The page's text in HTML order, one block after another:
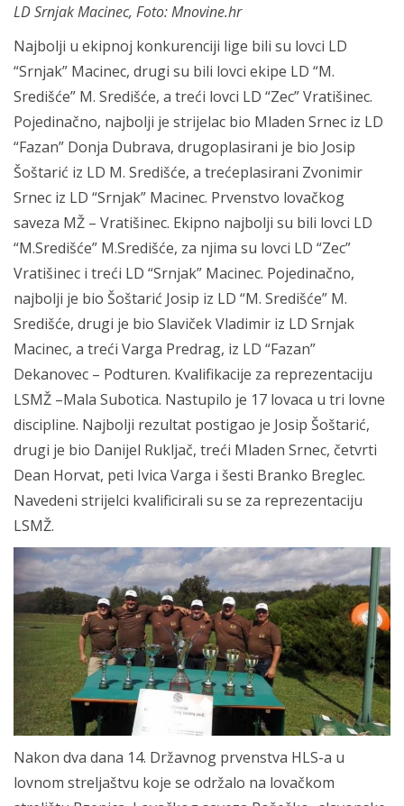
LD Srnjak Macinec, Foto: Mnovine.hr
Najbolji u ekipnoj konkurenciji lige bili su lovci LD
“Srnjak” Macinec, drugi su bili lovci ekipe LD “M.
Središće” M. Središće, a treći lovci LD “Zec” Vratišinec.
Pojedinačno, najbolji je strijelac bio Mladen Srnec iz LD
“Fazan” Donja Dubrava, drugoplasirani je bio Josip
Šoštarić iz LD M. Središće, a trećeplasirani Zvonimir
Srnec iz LD “Srnjak” Macinec. Prvenstvo lovačkog
saveza MŽ – Vratišinec. Ekipno najbolji su bili lovci LD
“M.Središće” M.Središće, za njima su lovci LD “Zec”
Vratišinec i treći LD “Srnjak” Macinec. Pojedinačno,
najbolji je bio Šoštarić Josip iz LD “M. Središće” M.
Središće, drugi je bio Slaviček Vladimir iz LD Srnjak
Macinec, a treći Varga Predrag, iz LD “Fazan”
Dekanovec – Podturen. Kvalifikacije za reprezentaciju
LSMŽ –Mala Subotica. Nastupilo je 17 lovaca u tri lovne
discipline. Najbolji rezultat postigao je Josip Šoštarić,
drugi je bio Danijel Rukljač, treći Mladen Srnec, četvrti
Dean Horvat, peti Ivica Varga i šesti Branko Breglec.
Navedeni strijelci kvalificirali su se za reprezentaciju
LSMŽ.
Nakon dva dana 14. Državnog prvenstva HLS-a u
lovnom streljaštvu koje se održalo na lovačkom